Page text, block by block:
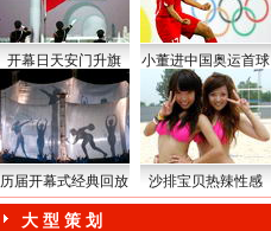
开幕日天安门升旗 小董进中国奥运首球
历届开幕式经典回放 沙排宝贝热辣性感
大 型 策 划